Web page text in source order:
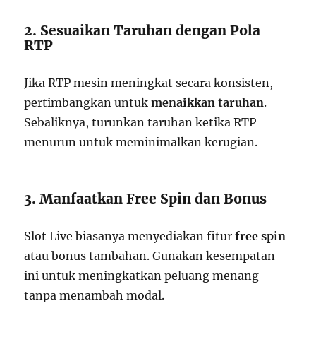
2. Sesuaikan Taruhan dengan Pola
RTP
Jika RTP mesin meningkat secara konsisten,
pertimbangkan untukmenaikkan taruhan.
Sebaliknya, turunkan taruhan ketika RTP
menurun untuk meminimalkan kerugian.
3. Manfaatkan Free Spin dan Bonus
Slot Live biasanya menyediakan fiturfree spin
atau bonus tambahan. Gunakan kesempatan
ini untuk meningkatkan peluang menang
tanpa menambah modal.